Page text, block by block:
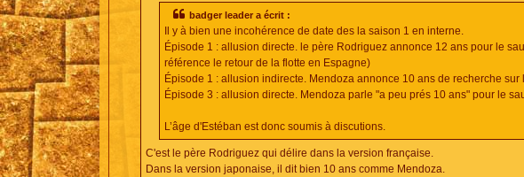
badger leader a écrit :
Il y à bien une incohérence de date des la saison 1 en interne.
Épisode 1 : allusion directe. le père Rodriguez annonce 12 ans pour le
référence le retour de la flotte en Espagne)
Épisode 1 : allusion indirecte. Mendoza annonce 10 ans de recherche sur
Épisode 3 : allusion directe. Mendoza parle "a peu prés 10 ans" pour le
L’âge d'Estéban est donc soumis à discutions.
C'est le père Rodriguez qui délire dans la version française.
Dans la version japonaise, il dit bien 10 ans comme Mendoza.